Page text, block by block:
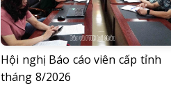
Hội nghị Báo cáo viên cấp tỉnh
tháng 8/2026